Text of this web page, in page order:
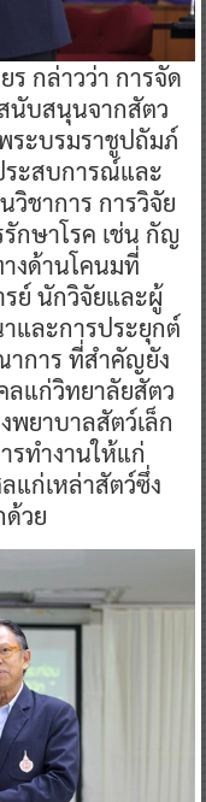
กล่าวว่า การจัด
นับสนุนจากสัตว
ระบรมราชูปถัมภ์
ระสบการณ์และ
วิชาการ การวิจัย
กษาโรค เช่น กัญ
งด้านโคนมที่
ย์ นักวิจัยและผู้
และการประยุกต์
าการ ที่สำคัญยัง
ลแก่วิทยาลัยสัตว
พยาบาลสัตว์เล็ก
รทำงานให้แก่
ก่เหล่าสัตว์ซึ่ง
วย